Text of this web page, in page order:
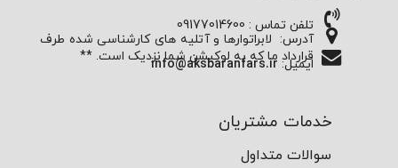
تلفن تماس : 09177014600
آدرس: لابراتوارها و آتلیه های کارشناسی شده طرف
قرارداد ما که به لوکیشن شما نزدیک است. **
ایمیل: info@aksbaranfars.ir
خدمات مشتریان
سوالات متداول